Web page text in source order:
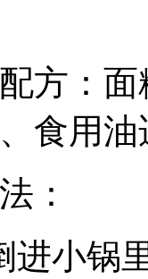
方：
食用油
：
进小锅